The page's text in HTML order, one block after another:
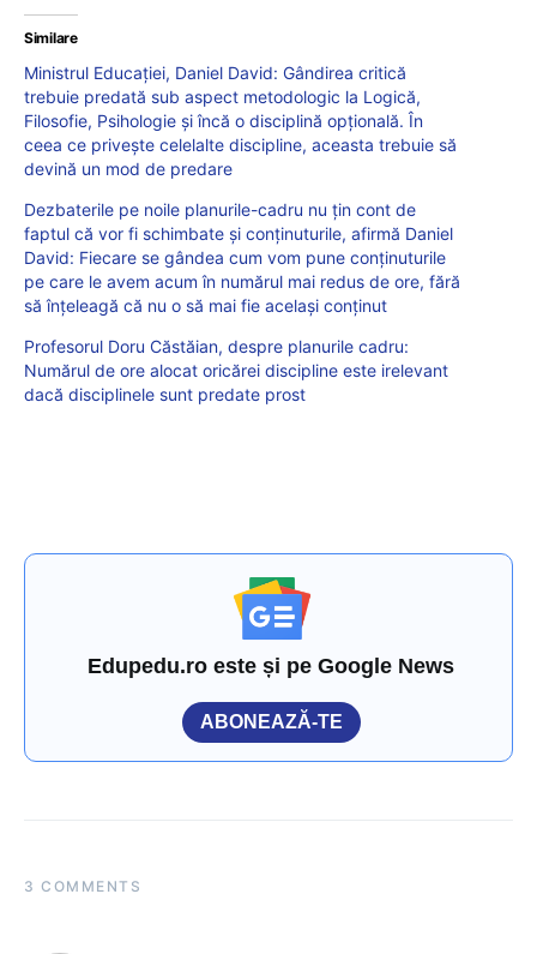
Similare
Ministrul Educației, Daniel David: Gândirea critică
trebuie predată sub aspect metodologic la Logică,
Filosofie, Psihologie și încă o disciplină opțională. În
ceea ce privește celelalte discipline, aceasta trebuie să
devină un mod de predare
Dezbaterile pe noile planurile-cadru nu țin cont de
faptul că vor fi schimbate și conținuturile, afirmă Daniel
David: Fiecare se gândea cum vom pune conținuturile
pe care le avem acum în numărul mai redus de ore, fără
să înțeleagă că nu o să mai fie același conținut
Profesorul Doru Căstăian, despre planurile cadru:
Numărul de ore alocat oricărei discipline este irelevant
dacă disciplinele sunt predate prost
Edupedu.ro este și pe Google News
ABONEAZĂ-TE
3 COMMENTS